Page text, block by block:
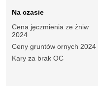
Na czasie
Cena jęczmienia ze żniw
2024
Ceny gruntów ornych 2024
Kary za brak OC